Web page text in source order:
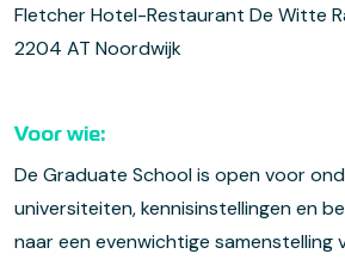
Fletcher Hotel-Restaurant De Witte
2204 AT Noordwijk
Voor wie:
De Graduate School is open voor
universiteiten, kennisinstellingen en
naar een evenwichtige samenstelling